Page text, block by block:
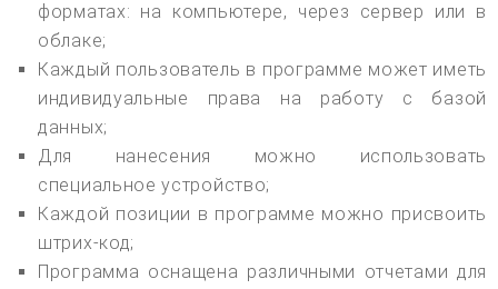
форматах: на компьютере, через сервер или в
облаке;
Каждый пользователь в программе может иметь
индивидуальные права на работу с базой
данных;
Для нанесения можно использовать
специальное устройство;
Каждой позиции в программе можно присвоить
штрих-код;
Программа оснащена различными отчетами для